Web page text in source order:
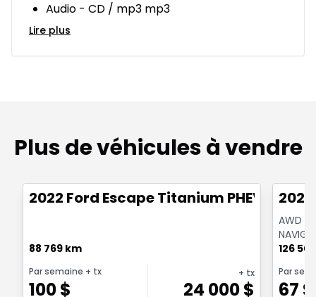
Audio - CD / mp3 mp3
Lire plus
Plus de véhicules à vendre
2022 Ford Escape Titanium PHEV
88 769 km
Par semaine + tx
100$
+ tx
24 000$
2020
AWD |
126
Par
67 $